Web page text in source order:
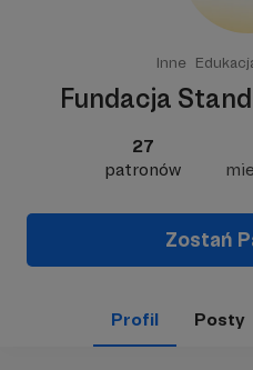
Inne
Fundacja
27
patronów
Zostań
Profil Posty